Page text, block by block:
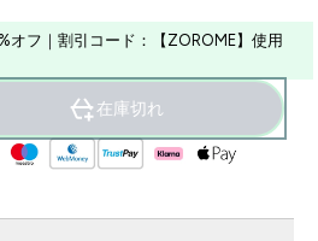
オフ｜割引コード：【ZOROME】使用
在庫切れ